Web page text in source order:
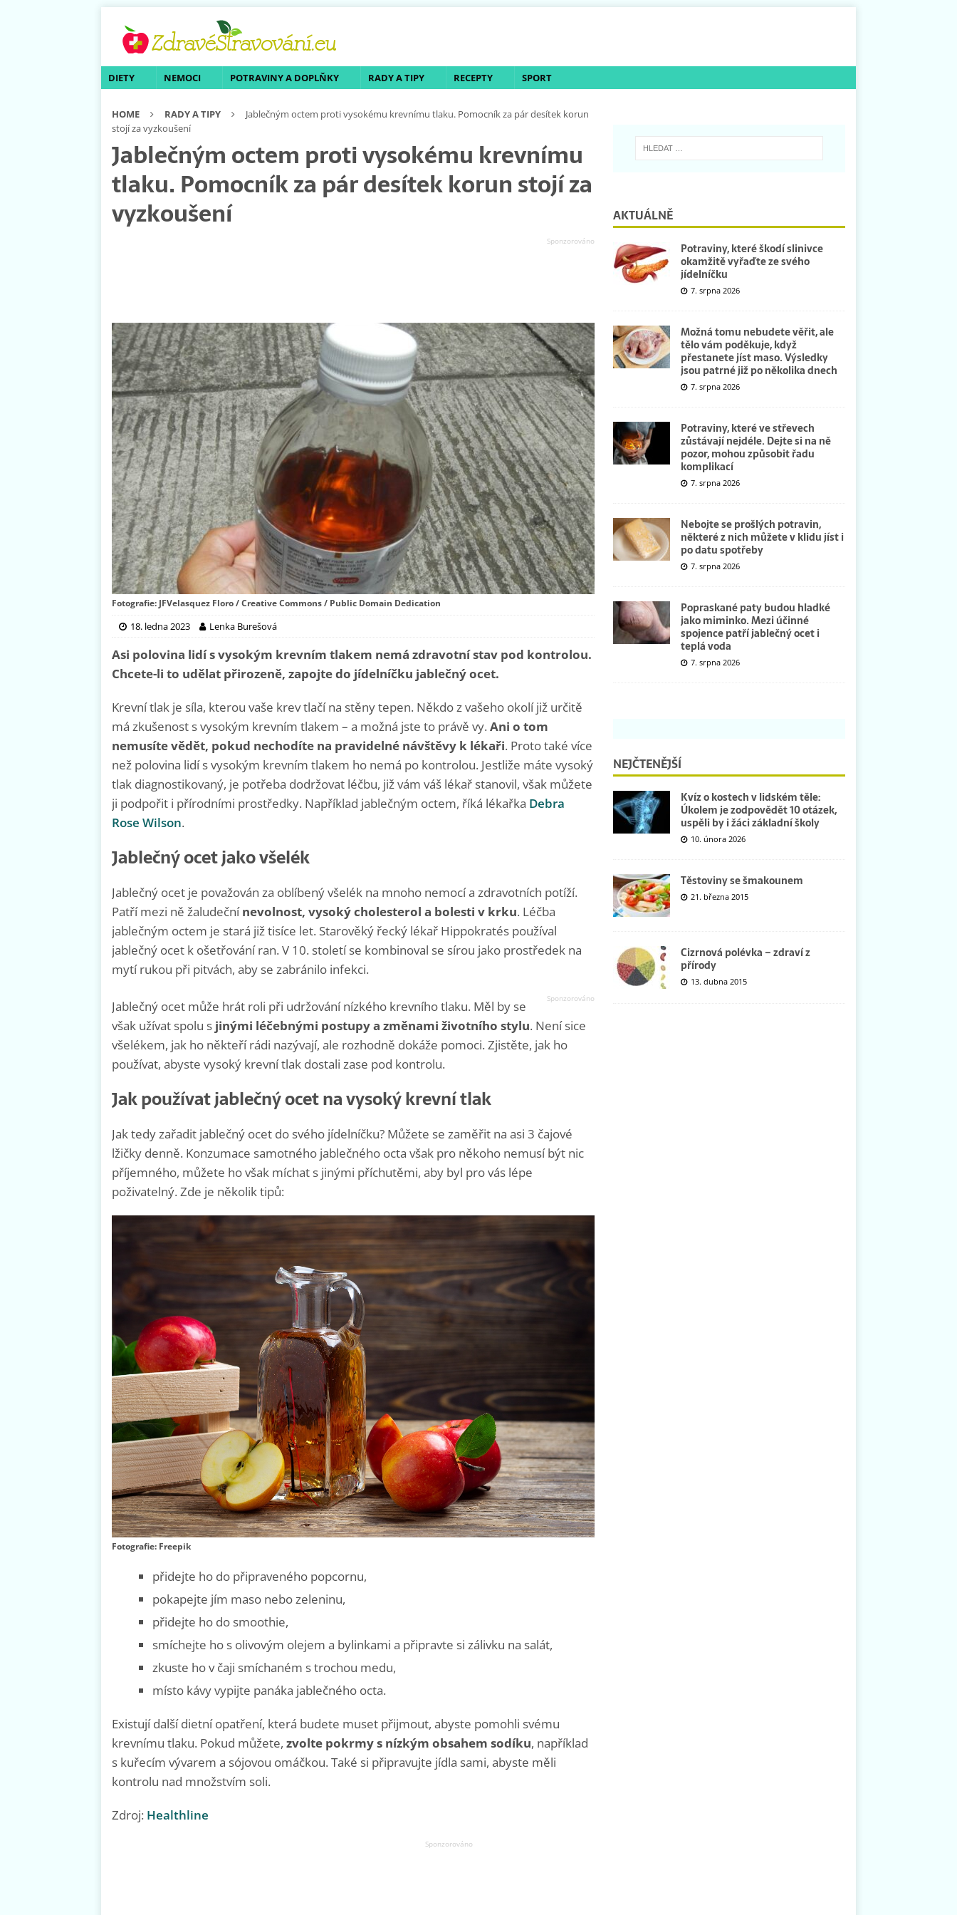
DIETY NEMOCI POTRAVINY A DOPLŇKY RADY A TIPY RECEPTY SPORT
HOME RADY A TIPY
Jablečným octem proti vysokému krevnímu tlaku. Pomocník za pár desítek korun
stojí za vyzkoušení
Jablečným octem proti vysokému krevnímu
tlaku. Pomocník za pár desítek korun stojí za
vyzkoušení
Fotografie: JFVelasquez Floro / Creative Commons / Public Domain Dedication
18. ledna 2023 Lenka Burešová
Asi polovina lidí s vysokým krevním tlakem nemá zdravotní stav pod kontrolou.
Chcete-li to udělat přirozeně, zapojte do jídelníčku jablečný ocet.
Krevní tlak je síla, kterou vaše krev tlačí na stěny tepen. Někdo z vašeho okolí již určitě
má zkušenost s vysokým krevním tlakem – a možná jste to právě vy. Ani o tom
nemusíte vědět, pokud nechodíte na pravidelné návštěvy k lékaři. Proto také více
než polovina lidí s vysokým krevním tlakem ho nemá po kontrolou. Jestliže máte vysoký
tlak diagnostikovaný, je potřeba dodržovat léčbu, již vám váš lékař stanovil, však můžete
ji podpořit i přírodními prostředky. Například jablečným octem, říká lékařka Debra
Rose Wilson.
Jablečný ocet jako všelék
Jablečný ocet je považován za oblíbený všelék na mnoho nemocí a zdravotních potíží.
Patří mezi ně žaludečnínevolnost, vysoký cholesterol a bolesti v krku. Léčba
jablečným octem je stará již tisíce let. Starověký řecký lékař Hippokratés používal
jablečný ocet k ošetřování ran. V 10. století se kombinoval se sírou jako prostředek na
mytí rukou při pitvách, aby se zabránilo infekci.
Jablečný ocet může hrát roli při udržování nízkého krevního tlaku. Měl by se
však užívat spolu s jinými léčebnými postupy a změnami životního stylu. Není sice
všelékem, jak ho někteří rádi nazývají, ale rozhodně dokáže pomoci. Zjistěte, jak ho
používat, abyste vysoký krevní tlak dostali zase pod kontrolu.
Jak používat jablečný ocet na vysoký krevní tlak
Jak tedy zařadit jablečný ocet do svého jídelníčku? Můžete se zaměřit na asi 3 čajové
lžičky denně. Konzumace samotného jablečného octa však pro někoho nemusí být nic
příjemného, můžete ho však míchat s jinými příchutěmi, aby byl pro vás lépe
poživatelný. Zde je několik tipů:
Fotografie: Freepik
přidejte ho do připraveného popcornu,
pokapejte jím maso nebo zeleninu,
přidejte ho do smoothie,
smíchejte ho s olivovým olejem a bylinkami a připravte si zálivku na salát,
zkuste ho v čaji smíchaném s trochou medu,
místo kávy vypijte panáka jablečného octa.
Existují další dietní opatření, která budete muset přijmout, abyste pomohli svému
krevnímu tlaku. Pokud můžete, zvolte pokrmy s nízkým obsahem sodíku, například
s kuřecím vývarem a sójovou omáčkou. Také si připravujte jídla sami, abyste měli
kontrolu nad množstvím soli.
Zdroj: Healthline
AKTUÁLNĚ
Potraviny, které škodí slinivce
okamžitě vyřaďte ze svého
jídelníčku
7. srpna 2026
Možná tomu nebudete věřit, ale
tělo vám poděkuje, když
přestanete jíst maso. Výsledky
jsou patrné již po několika dnech
7. srpna 2026
Potraviny, které ve střevech
zůstávají nejdéle. Dejte si na ně
pozor, mohou způsobit řadu
komplikací
7. srpna 2026
Nebojte se prošlých potravin,
některé z nich můžete v klidu jíst i
po datu spotřeby
7. srpna 2026
Popraskané paty budou hladké
jako miminko. Mezi účinné
spojence patří jablečný ocet i
teplá voda
7. srpna 2026
NEJČTENĚJŠÍ
Kvíz o kostech v lidském těle:
Úkolem je zodpovědět 10 otázek,
uspěli by i žáci základní školy
10. února 2026
Těstoviny se šmakounem
21. března 2015
Cizrnová polévka – zdraví z
přírody
13. dubna 2015